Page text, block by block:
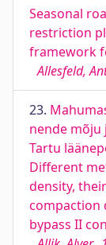
Seasonal
restriction
framework
Allesfeld,
23.
nende
Tartu
Different
density,
compaction
bypass II